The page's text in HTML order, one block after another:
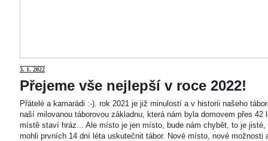
3. 1. 2022
Přejeme vše nejlepší v roce 2022!
Přátelé a kamarádi :-). rok 2021 je již minulostí a v historii našeho
naší milovanou táborovou základnu, která nám byla domovem přes
místě staví hráz... Ale místo je jen místo, bude nám chybět, to je
mohli prvních 14 dní léta uskutečnit tábor. Nové místo, nové